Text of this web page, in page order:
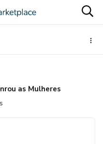
as Mulheres